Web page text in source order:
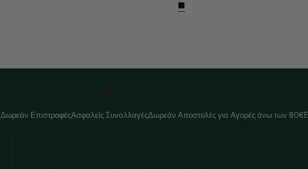
Δωρεάν ΕπιστροφέςΑσφαλείς ΣυναλλαγέςΔωρεάν Αποστολές για Αγορές άνω των 80€